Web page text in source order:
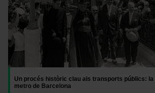
Un procés històric clau als transports públics: la
metro de Barcelona